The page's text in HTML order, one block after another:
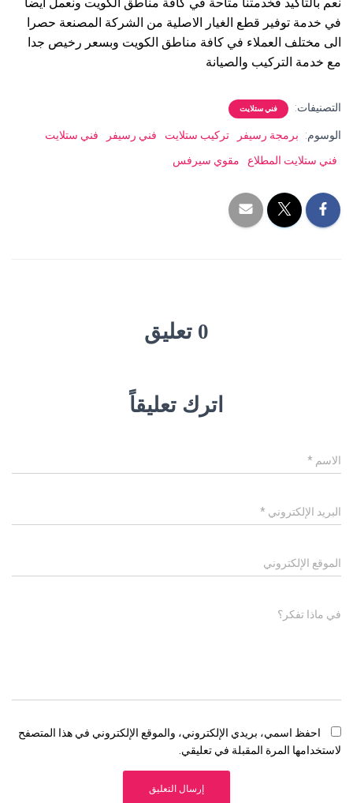
في خدمة توفير قطع الغيار الاصلية من الشركة المصنعة حصرا
الى مختلف العملاء في كافة مناطق الكويت وبسعر رخيص جدا
مع خدمة التركيب والصيانة
التصنيفات: فني ستلايت
الوسوم: برمجة رسيفر تركيب ستلايت فني رسيفر
فني ستلايت
فني ستلايت المطلاع
مقوي سيرفس
0 تعليق
اترك تعليقاً
الاسم *
البريد الإلكتروني *
الموقع الإلكتروني
في ماذا تفكر؟
احفظ اسمي، بريدي الإلكتروني، والموقع الإلكتروني في هذا المتصفح
لاستخدامها المرة المقبلة في تعليقي.